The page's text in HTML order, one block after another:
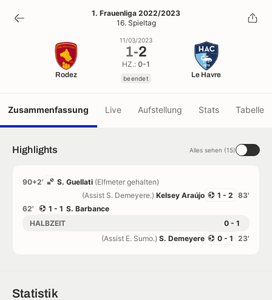
1-2
beendet
1. Frauenliga 2022/2023
16. Spieltag
Rodez
11/03/2023
1-2
HZ.: 0-1
beendet Le Havre
Zusammenfassung Live Aufstellung Stats Tabelle
Highlights Alles sehen (15)
90+2' S. Guellati (Elfmeter gehalten)
83'
1 - 2
(Assist S. Demeyere.) Kelsey Araújo
62'
1 - 1 S. Barbance
HALBZEIT
0 - 1
23'
0 - 1
(Assist E. Sumo.) S. Demeyere
Statistik